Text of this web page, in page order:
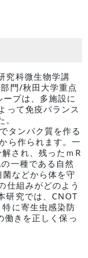
究科微生物学講
門/秋田大学重点
プは、多施設に
って免疫バランス
タンパク質を作る
ら作られます。一
され、残ったｍR
一種である自然
などから体を守
仕組みがどのよう
研究では、CNOT
に寄生虫感染防
きを正しく保っ